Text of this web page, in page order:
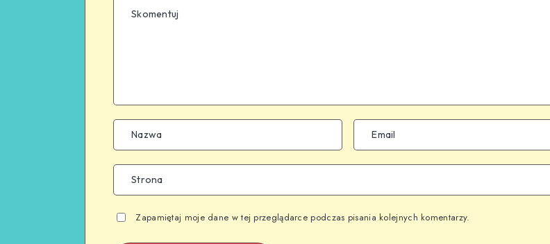
Zapamiętaj moje dane w tej przeglądarce podczas pisania kolejnych komentarzy.